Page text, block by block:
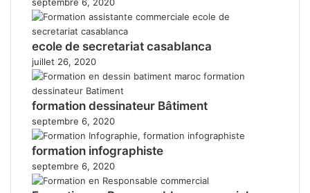
ecole de secretariat casablanca
juillet 26, 2020
formation dessinateur Bâtiment
septembre 6, 2020
formation infographiste
septembre 6, 2020